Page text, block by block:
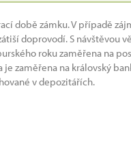
době zámku. V případě
doprovodí. S návštěvou
roku zaměřena na
je zaměřena na královský
v depozitářích.